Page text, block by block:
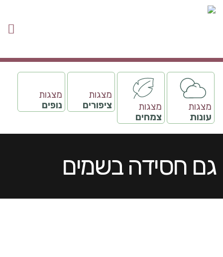
מצגות
עונות
מצגות
צמחים
מצגות
ציפורים
מצגות
נופים
גם חסידה בשמים